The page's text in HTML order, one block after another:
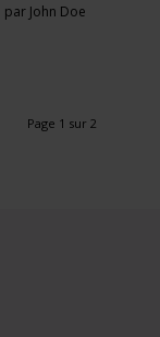
par John Doe
Page 1 sur 2